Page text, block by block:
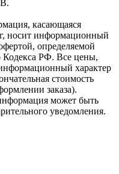
касающаяся
носит информационный
определяемой
Кодекса РФ. Все цены,
характер
стоимость
заказа).
может быть
уведомления.